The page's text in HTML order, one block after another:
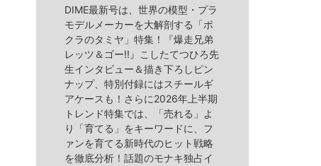
DIME最新号は、世界の模型・プラ
モデルメーカーを大解剖する「ボ
クラのタミヤ」特集！『爆走兄弟
レッツ＆ゴー!!』こしたてつひろ先
生インタビュー＆描き下ろしピン
ナップ、特別付録にはスチールギ
アケースも！さらに2026年上半期
トレンド特集では、「売れる」よ
り「育てる」をキーワードに、フ
ァンを育てる新時代のヒット戦略
を徹底分析！話題のモナキ独占イ